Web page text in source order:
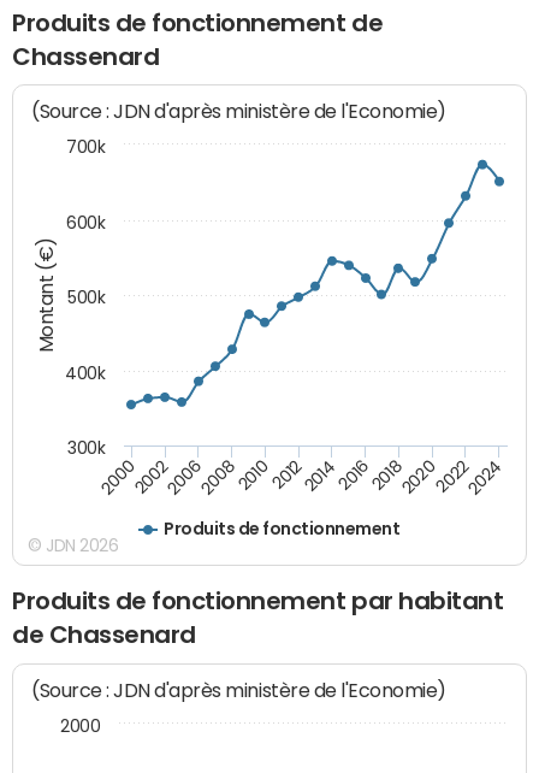
Produits de fonctionnement de
Chassenard
Montant (€)
(Source : JDN d'après ministère de l'Economie)
Produits de fonctionnement
200020022006200820102012201420162018202020222024
300k
400k
500k
600k
700k
© JDN 2026
Produits de fonctionnement par habitant
de Chassenard
(Source : JDN d'après ministère de l'Economie)
2000